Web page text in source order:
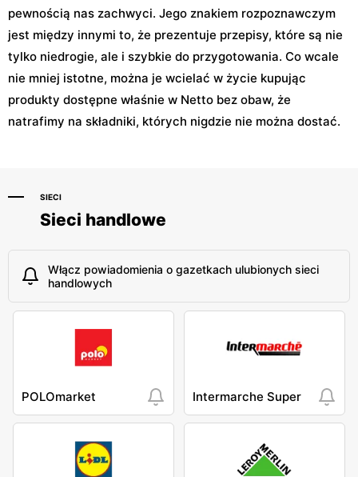
pewnością nas zachwyci. Jego znakiem rozpoznawczym
jest między innymi to, że prezentuje przepisy, które są nie
tylko niedrogie, ale i szybkie do przygotowania. Co wcale
nie mniej istotne, można je wcielać w życie kupując
produkty dostępne właśnie w Netto bez obaw, że
natrafimy na składniki, których nigdzie nie można dostać.
SIECI
Sieci handlowe
Włącz powiadomienia o gazetkach ulubionych sieci
handlowych
POLOmarket Intermarche Super